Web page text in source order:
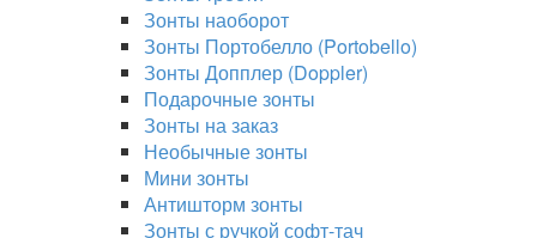
Зонты наоборот
Зонты Портобелло (Portobello)
Зонты Допплер (Doppler)
Подарочные зонты
Зонты на заказ
Необычные зонты
Мини зонты
Антишторм зонты
Зонты с ручкой софт-тач